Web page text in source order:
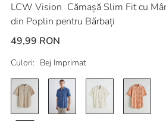
LCW Vision Cămașă Slim Fit cu
din Poplin pentru Bărbați
49,99 RON
Culori: Bej Imprimat